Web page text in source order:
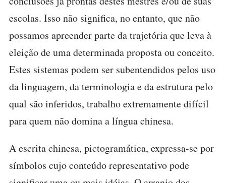
escolas. Isso não significa, no entanto, que não
possamos apreender parte da trajetória que leva à
eleição de uma determinada proposta ou conceito.
Estes sistemas podem ser subentendidos pelos uso
da linguagem, da terminologia e da estrutura pelo
qual são inferidos, trabalho extremamente difícil
para quem não domina a língua chinesa.
A escrita chinesa, pictogramática, expressa-se por
símbolos cujo conteúdo representativo pode